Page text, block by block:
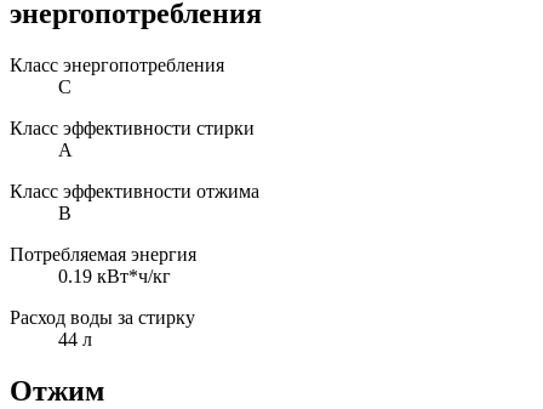
энергопотребления
Класс энергопотребления
C
Класс эффективности стирки
A
Класс эффективности отжима
B
Потребляемая энергия
0.19 кВт*ч/кг
Расход воды за стирку
44 л
Отжим